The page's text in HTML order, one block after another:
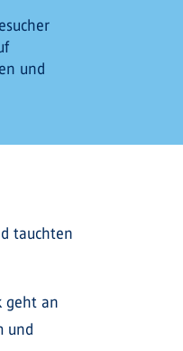
und
tauchten
geht an
und